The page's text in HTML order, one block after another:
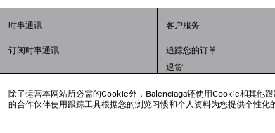
除了运营本网站所必需的Cookie外，Balenciaga还使用Cookie和其他
的合作伙伴使用跟踪工具根据您的浏览习惯和个人资料为您提供个性
时事通讯
订阅时事通讯
客户服务
追踪您的订单
退货
支付